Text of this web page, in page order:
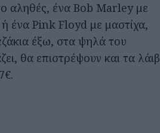
αληθές, ένα Bob Marley με
ένα Pink Floyd με μαστίχα,
έξω, στα ψηλά του
θα επιστρέψουν και τα λάιβ